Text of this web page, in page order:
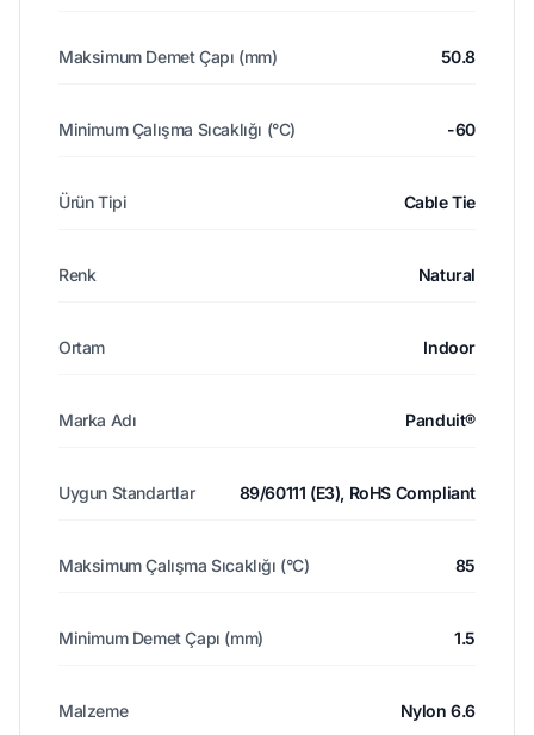
Maksimum Demet Çapı (mm) 50.8
Minimum Çalışma Sıcaklığı (°C) -60
Ürün Tipi Cable Tie
Renk Natural
Ortam Indoor
Marka Adı Panduit®
Uygun Standartlar 89/60111 (E3), RoHS Compliant
Maksimum Çalışma Sıcaklığı (°C) 85
Minimum Demet Çapı (mm) 1.5
Malzeme Nylon 6.6